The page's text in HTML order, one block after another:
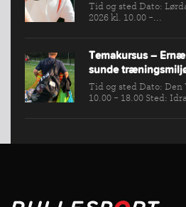
Tid og sted Dato:
2026 kl. 10.00 -...
Temakursus –
sunde
Tid og sted Dato: Den
10.00 - 18.00 Sted: